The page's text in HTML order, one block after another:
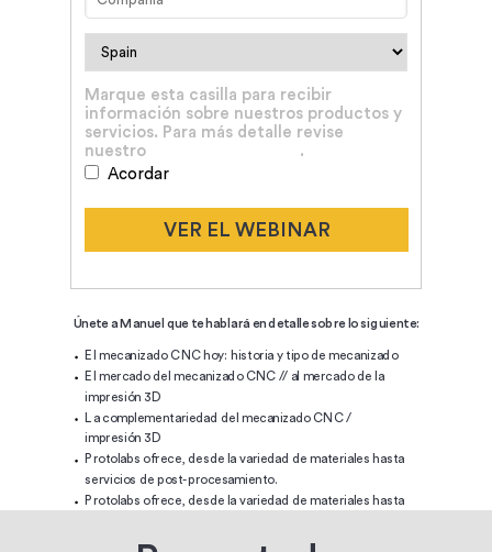
Únete a Manuel que te hablará en detalle sobre lo siguiente:
El mecanizado CNC hoy: historia y tipo de mecanizado
El mercado del mecanizado CNC // al mercado de la
impresión 3D
La complementariedad del mecanizado CNC /
impresión 3D
Protolabs ofrece, desde la variedad de materiales hasta
servicios de post-procesamiento.
Protolabs ofrece, desde la variedad de materiales hasta
Marque esta casilla para recibir
información sobre nuestros productos y
servicios. Para más detalle revise
nuestro
.
Acordar
VER EL WEBINAR